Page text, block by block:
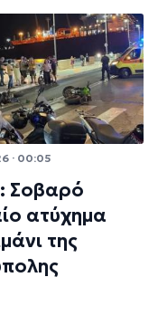
· 00:05
Σοβαρό
ατύχημα
της